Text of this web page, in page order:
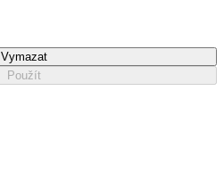
Vymazat
Použít